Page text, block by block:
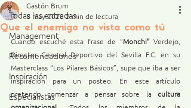
Todas las entradas
Management
Recomendaciones
Inspiración
Especialistas
Que el enemigo no vista como tú
Gastón Brum
8 may 2020 2 min de lectura
Cuando escuché esta frase de “Monchi” Verdejo,
Director General Deportivo del Sevilla F.C. en su
Masterclass “Los Pilares Básicos”, supe que iba a ser
inspiración para un posteo. En este artículo
pretendo comenzar a pensar sobre la cultura